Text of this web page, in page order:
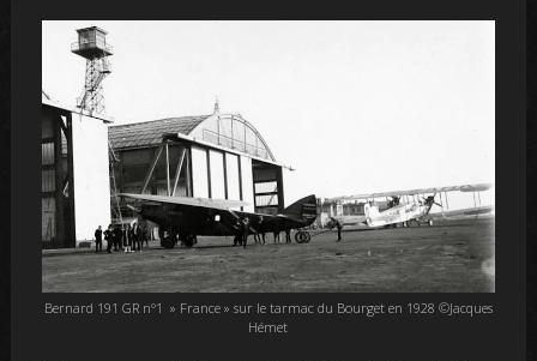
Bernard 191 GR n°1 » France » sur le tarmac du Bourget en 1928 ©Jacques
Hémet